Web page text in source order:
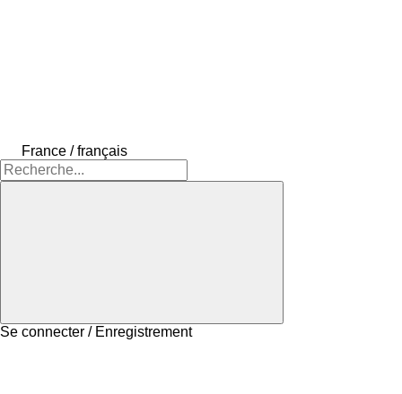
France / français
Se connecter / Enregistrement